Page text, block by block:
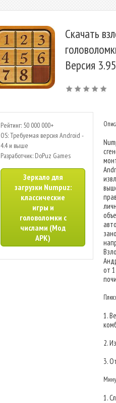
Скачать
Версия
Рейтинг: 50 000 000+
OS: Требуемая версия Android -
4.4 и выше
Разработчик: DoPuz Games
Зеркало для
загрузки Numpuz:
классические
игры и
головоломки с
числами (Мод
APK)
от
1.
2.
3.
1.